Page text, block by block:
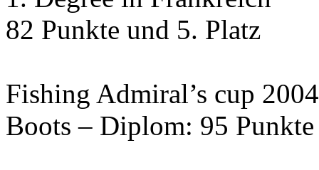
82 Punkte und 5. Platz
Fishing Admiral’s cup 2004
Boots – Diplom: 95